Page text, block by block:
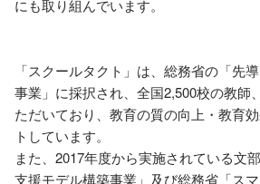
にも取り組んでいます。
「スクールタクト」は、総務省の「先
事業」に採択され、全国2,500校の教師
ただいており、教育の質の向上・教育
トしています。
また、2017年度から実施されている文
支援モデル構築事業」及び総務省「ス